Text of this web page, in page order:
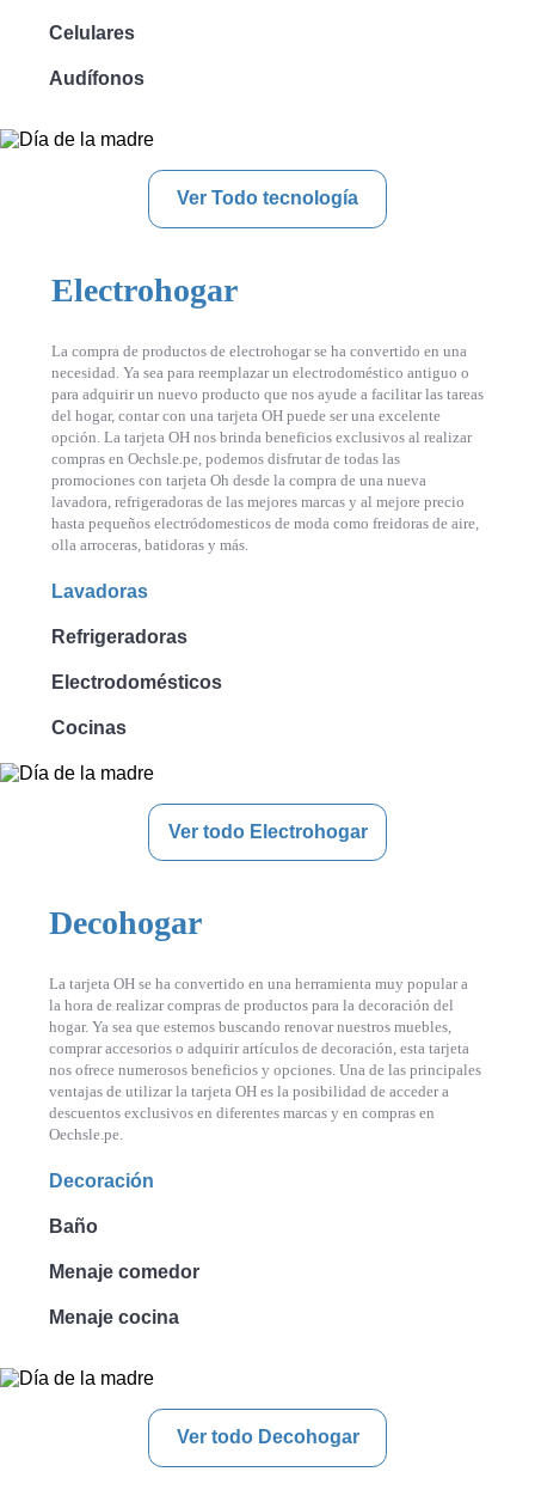
Celulares
Audífonos
Ver Todo tecnología
Electrohogar
La compra de productos de electrohogar se ha convertido en una
necesidad. Ya sea para reemplazar un electrodoméstico antiguo o
para adquirir un nuevo producto que nos ayude a facilitar las tareas
del hogar, contar con una tarjeta OH puede ser una excelente
opción. La tarjeta OH nos brinda beneficios exclusivos al realizar
compras en Oechsle.pe, podemos disfrutar de todas las
promociones con tarjeta Oh desde la compra de una nueva
lavadora, refrigeradoras de las mejores marcas y al mejore precio
hasta pequeños electródomesticos de moda como freidoras de aire,
olla arroceras, batidoras y más.
Lavadoras
Refrigeradoras
Electrodomésticos
Cocinas
Ver todo Electrohogar
Decohogar
La tarjeta OH se ha convertido en una herramienta muy popular a
la hora de realizar compras de productos para la decoración del
hogar. Ya sea que estemos buscando renovar nuestros muebles,
comprar accesorios o adquirir artículos de decoración, esta tarjeta
nos ofrece numerosos beneficios y opciones. Una de las principales
ventajas de utilizar la tarjeta OH es la posibilidad de acceder a
descuentos exclusivos en diferentes marcas y en compras en
Oechsle.pe.
Decoración
Baño
Menaje comedor
Menaje cocina
Ver todo Decohogar